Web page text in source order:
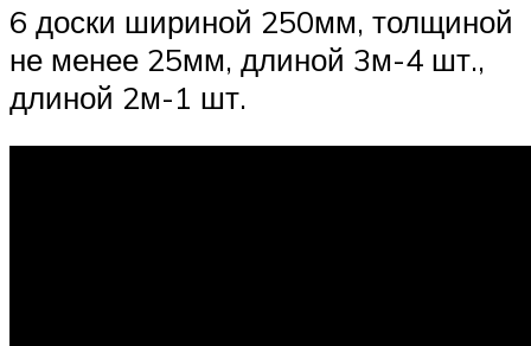
6 доски шириной 250мм, толщиной
не менее 25мм, длиной 3м-4 шт.,
длиной 2м-1 шт.